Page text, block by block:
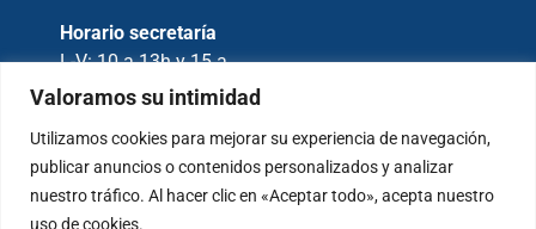
Valoramos su intimidad
Utilizamos cookies para mejorar su experiencia de navegación,
publicar anuncios o contenidos personalizados y analizar
nuestro tráfico. Al hacer clic en «Aceptar todo», acepta nuestro
uso de cookies.
Horario secretaría
L-V: 10 a 13h y 15 a
17h
Copyright © 2026 – Fundación Sakya –